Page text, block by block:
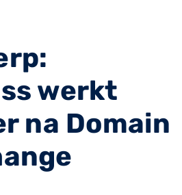
werkt
na Domain